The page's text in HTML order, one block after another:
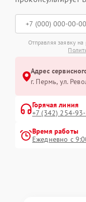
Отправляя заявку
Адрес
г. Пермь, ул.
Горячая линия
+7 (342) 254-
Время работы
Ежедневно с